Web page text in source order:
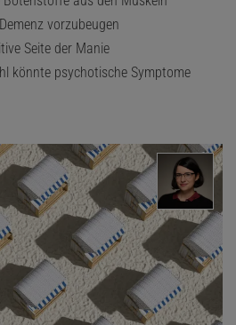
vorzubeugen
Seite der Manie
könnte psychotische Symptome